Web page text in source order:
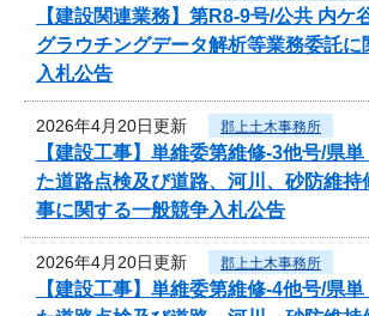
【建設関連業務】第R8-9号/公共 内ケ
グラウチングデータ解析等業務委託に
入札公告
2026年4月20日更新 郡上土木事務所
【建設工事】単維委第維修‐3他号/県
た道路点検及び道路、河川、砂防維持
事に関する一般競争入札公告
2026年4月20日更新 郡上土木事務所
【建設工事】単維委第維修‐4他号/県